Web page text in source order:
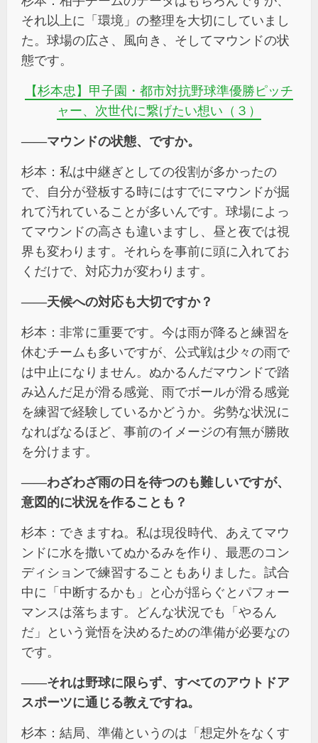
それ以上に「環境」の整理を大切にしていまし
た。球場の広さ、風向き、そしてマウンドの状
態です。
【杉本忠】甲子園・都市対抗野球準優勝ピッチ
ャー、次世代に繋げたい想い（３）
――マウンドの状態、ですか。
杉本：私は中継ぎとしての役割が多かったの
で、自分が登板する時にはすでにマウンドが掘
れて汚れていることが多いんです。球場によっ
てマウンドの高さも違いますし、昼と夜では視
界も変わります。それらを事前に頭に入れてお
くだけで、対応力が変わります。
――天候への対応も大切ですか？
杉本：非常に重要です。今は雨が降ると練習を
休むチームも多いですが、公式戦は少々の雨で
は中止になりません。ぬかるんだマウンドで踏
み込んだ足が滑る感覚、雨でボールが滑る感覚
を練習で経験しているかどうか。劣勢な状況に
なればなるほど、事前のイメージの有無が勝敗
を分けます。
――わざわざ雨の日を待つのも難しいですが、
意図的に状況を作ることも？
杉本：できますね。私は現役時代、あえてマウ
ンドに水を撒いてぬかるみを作り、最悪のコン
ディションで練習することもありました。試合
中に「中断するかも」と心が揺らぐとパフォー
マンスは落ちます。どんな状況でも「やるん
だ」という覚悟を決めるための準備が必要なの
です。
――それは野球に限らず、すべてのアウトドア
スポーツに通じる教えですね。
杉本：結局、準備というのは「想定外をなくす